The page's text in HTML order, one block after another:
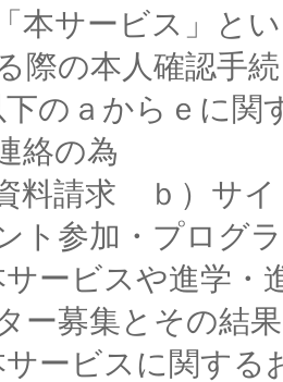
本サービス」と
際の本人確認手
下のａからｅに
絡の為
料請求 ｂ）サ
ト参加・プログ
サービスや進学
ー募集とその結
サービスに関す